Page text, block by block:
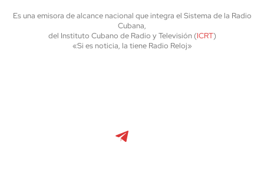
Es una emisora de alcance nacional que integra el Sistema de la Radio
Cubana,
del Instituto Cubano de Radio y Televisión (ICRT)
«Si es noticia, la tiene Radio Reloj»